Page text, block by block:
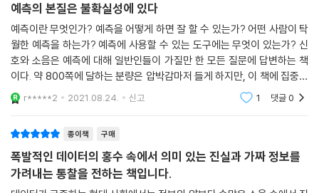
예측의 본질은 불확실성에 있다
예측이란 무엇인가? 예측을 어떻게 하면 잘 할 수 있는가? 어떤 사람이 탁
월한 예측을 하는가? 예측에 사용할 수 있는 도구에는 무엇이 있는가? 신
호와 소음은 예측에 대해 일반인들이 가질만 한 모든 질문에 답변하는 책
이다. 약 800쪽에 달하는 분량은 압박감마저 들게 하지만, 이 책에 집중하
는 순간부터 800쪽이라는 방대한 분량도 아쉬워진다. 현대 사회는 그 어
떤 때보다
r*****2 2021.08.24. 신고 1 댓글0
종이책 구매
폭발적인 데이터의 홍수 속에서 의미 있는 진실과 가짜 정보를
가려내는 통찰을 전하는 책입니다.